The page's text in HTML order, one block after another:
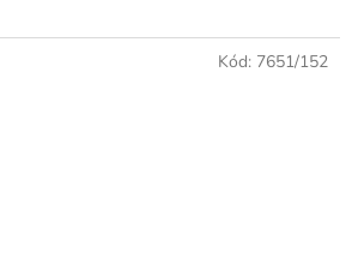
Kód: 7651/152